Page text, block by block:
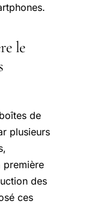
le
de
plusieurs
première
des
ces